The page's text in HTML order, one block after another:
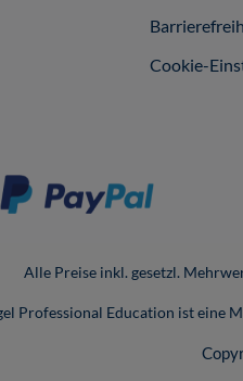
Cookie-
Alle Preise inkl. gesetzl.
Professional Education ist eine